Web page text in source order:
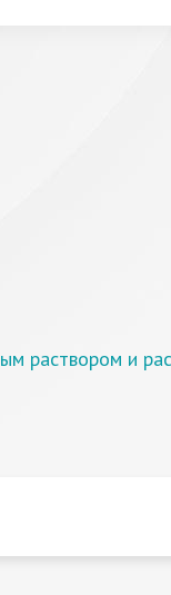
раствором и